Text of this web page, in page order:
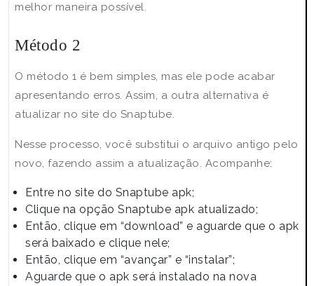
melhor maneira possível.
Método 2
O método 1 é bem simples, mas ele pode acabar
apresentando erros. Assim, a outra alternativa é
atualizar no site do Snaptube.
Nesse processo, você substitui o arquivo antigo pelo
novo, fazendo assim a atualização. Acompanhe:
Entre no site do Snaptube apk;
Clique na opção Snaptube apk atualizado;
Então, clique em “download” e aguarde que o apk
será baixado e clique nele;
Então, clique em “avançar” e “instalar”;
Aguarde que o apk será instalado na nova